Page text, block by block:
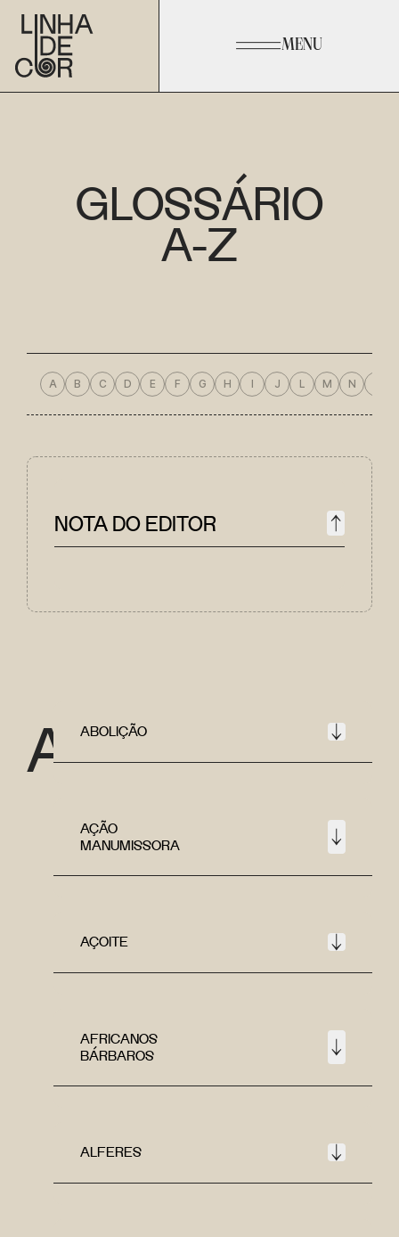
MENU
GLOSSÁRIO
A-Z
A B C D E F G H I J L M N
NOTA DO EDITOR
A ABOLIÇÃO
AÇÃO
MANUMISSORA
AÇOITE
AFRICANOS
BÁRBAROS
ALFERES